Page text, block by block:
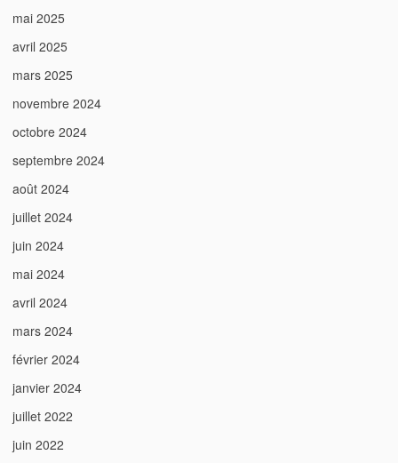
mai 2025
avril 2025
mars 2025
novembre 2024
octobre 2024
septembre 2024
août 2024
juillet 2024
juin 2024
mai 2024
avril 2024
mars 2024
février 2024
janvier 2024
juillet 2022
juin 2022